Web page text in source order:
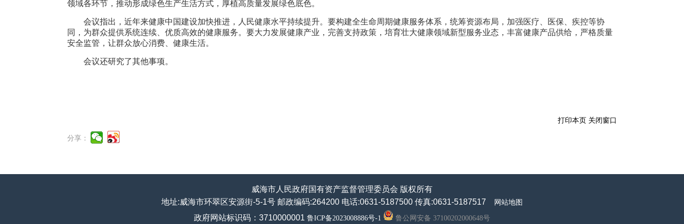
领域各环节，推动形成绿色生产生活方式，厚植高质量发展绿色底色。
会议指出，近年来健康中国建设加快推进，人民健康水平持续提升。要构建全生命周期健康服务体系，统筹资源布局，加强医疗、医保、疾控等协
同，为群众提供系统连续、优质高效的健康服务。要大力发展健康产业，完善支持政策，培育壮大健康领域新型服务业态，丰富健康产品供给，严格质量
安全监管，让群众放心消费、健康生活。
会议还研究了其他事项。
打印本页 关闭窗口
分享：
威海市人民政府国有资产监督管理委员会 版权所有
地址:威海市环翠区安源街-5-1号 邮政编码:264200 电话:0631-5187500 传真:0631-5187517
网站地图
政府网站标识码：3710000001 鲁ICP备2023008886号-1 鲁公网安备 37100202000648号